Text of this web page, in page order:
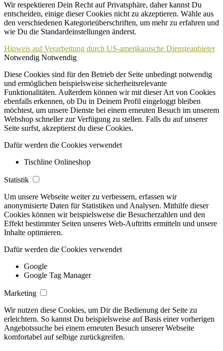
Wir respektieren Dein Recht auf Privatsphäre, daher kannst Du
entscheiden, einige dieser Cookies nicht zu akzeptieren. Wähle aus
den verschiedenen Kategorieüberschriften, um mehr zu erfahren und
wie Du die Standardeinstellungen änderst.
Hinweis auf Verarbeitung durch US-amerikanische Diensteanbieter
Notwendig Notwendig
Diese Cookies sind für den Betrieb der Seite unbedingt notwendig
und ermöglichen beispielsweise sicherheitsrelevante
Funktionalitäten. Außerdem können wir mit dieser Art von Cookies
ebenfalls erkennen, ob Du in Deinem Profil eingeloggt bleiben
möchtest, um unsere Dienste bei einem erneuten Besuch im unserem
Webshop schneller zur Verfügung zu stellen. Falls du auf unserer
Seite surfst, akzeptierst du diese Cookies.
Dafür werden die Cookies verwendet
Tischline Onlineshop
Statistik
Um unsere Webseite weiter zu verbessern, erfassen wir
anonymisierte Daten für Statistiken und Analysen. Mithilfe dieser
Cookies können wir beispielsweise die Besucherzahlen und den
Effekt bestimmter Seiten unseres Web-Auftritts ermitteln und unsere
Inhalte optimieren.
Dafür werden die Cookies verwendet
Google
Google Tag Manager
Marketing
Wir nutzen diese Cookies, um Dir die Bedienung der Seite zu
erleichtern. So kannst Du beispielsweise auf Basis einer vorherigen
Angebotssuche bei einem erneuten Besuch unserer Webseite
komfortabel auf selbige zurückgreifen.